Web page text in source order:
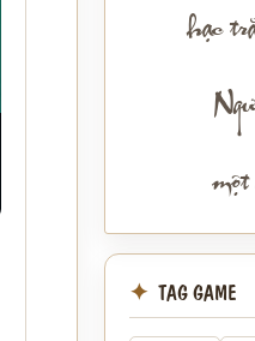
hạc
TAG GAME